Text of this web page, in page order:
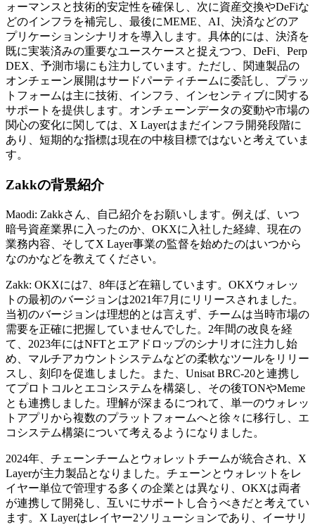
ォーマンスと技術的安定性を確保し、次に資産交換やDeFiな
どのインフラを補完し、最後にMEME、AI、決済などのア
プリケーションシナリオを導入します。具体的には、決済を
既に実装済みの重要なユースケースと捉えつつ、DeFi、Perp
DEX、予測市場にも注力しています。ただし、関連製品の
オンチェーン展開はサードパーティチームに委託し、プラッ
トフォームは主に技術、インフラ、インセンティブに関する
サポートを提供します。オンチェーンデータの変動や市場の
関心の変化に関しては、X Layerはまだインフラ開発段階に
あり、短期的な指標は現在の中核目標ではないと考えていま
す。
Zakkの背景紹介
Maodi: Zakkさん、自己紹介をお願いします。例えば、いつ
暗号資産業界に入ったのか、OKXに入社した経緯、現在の
業務内容、そしてX Layer事業の監督を始めたのはいつから
なのかなどを教えてください。
Zakk: OKXには7、8年ほど在籍しています。OKXウォレッ
トの最初のバージョンは2021年7月にリリースされました。
当初のバージョンは理想的とは言えず、チームは当時市場の
需要を正確に把握していませんでした。2年間の改良を経
て、2023年にはNFTとエアドロップのシナリオに注力し始
め、マルチアカウントシステムなどの柔軟なツールをリリー
スし、刻印を促進しました。また、Unisat BRC-20と連携し
てプロトコルとエコシステムを構築し、その後TONやMeme
とも連携しました。理解が深まるにつれて、単一のウォレッ
トアプリから複数のプラットフォームへと徐々に移行し、エ
コシステム構築について考えるようになりました。
2024年、チェーンチームとウォレットチームが統合され、X
Layerが主力製品となりました。チェーンとウォレットをレ
イヤー単位で管理する多くの企業とは異なり、OKXは両者
が連携して開発し、互いにサポートし合うべきだと考えてい
ます。X Layerはレイヤー2ソリューションであり、イーサリ